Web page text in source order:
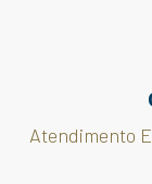
Atendimento